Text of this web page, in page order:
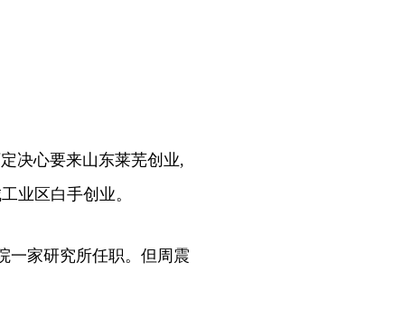
决心要来山东莱芜创业,
业区白手创业。
家研究所任职。但周震